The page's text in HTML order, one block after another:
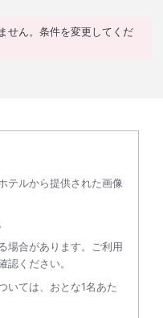
せん。条件を変更してくだ
テルから提供された画像
場合があります。ご利用
認ください。
いては、おとな1名あた